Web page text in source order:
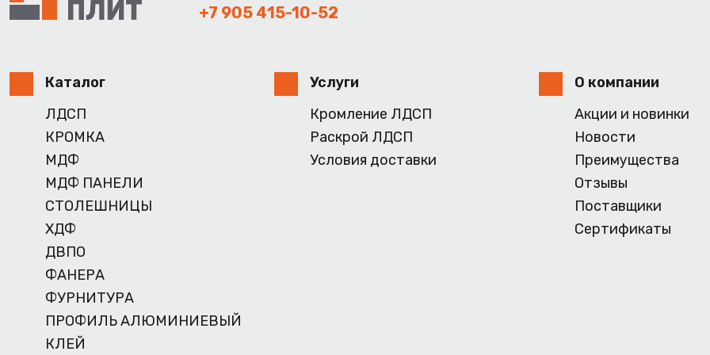
+7 905 415-10-52
Каталог
ЛДСП
КРОМКА
МДФ
МДФ ПАНЕЛИ
СТОЛЕШНИЦЫ
ХДФ
ДВПО
ФАНЕРА
ФУРНИТУРА
ПРОФИЛЬ АЛЮМИНИЕВЫЙ
КЛЕЙ
Услуги
Кромление ЛДСП
Раскрой ЛДСП
Условия доставки
О компании
Акции и новинки
Новости
Преимущества
Отзывы
Поставщики
Сертификаты